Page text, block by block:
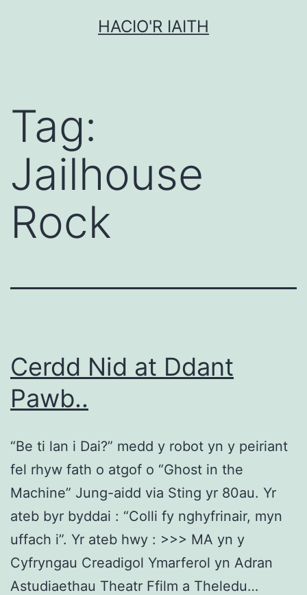
HACIO'R IAITH
Tag:
Jailhouse
Rock
Cerdd Nid at Ddant
Pawb..
“Be ti lan i Dai?” medd y robot yn y peiriant
fel rhyw fath o atgof o “Ghost in the
Machine” Jung-aidd via Sting yr 80au. Yr
ateb byr byddai : “Colli fy nghyfrinair, myn
uffach i”. Yr ateb hwy : >>> MA yn y
Cyfryngau Creadigol Ymarferol yn Adran
Astudiaethau Theatr Ffilm a Theledu…